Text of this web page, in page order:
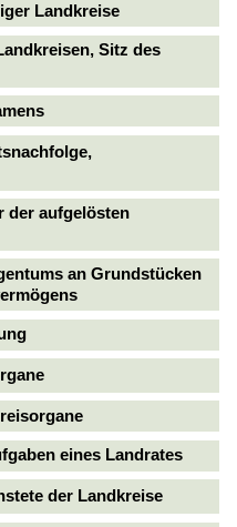
Landkreise
Sitz des
der aufgelösten
an Grundstücken
eines Landrates
der Landkreise